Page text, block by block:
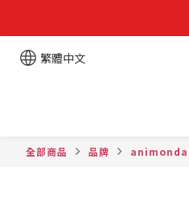
繁體中文
全部商品 品牌 animonda